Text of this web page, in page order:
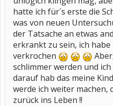
hatte ich für´s erste die
was von neuen
der Tatsache an etwas
erkrankt zu sein, ich
verkrochen
schlimmer werden und
darauf hab das meine
werde ich weiter machen,
zurück ins Leben !!